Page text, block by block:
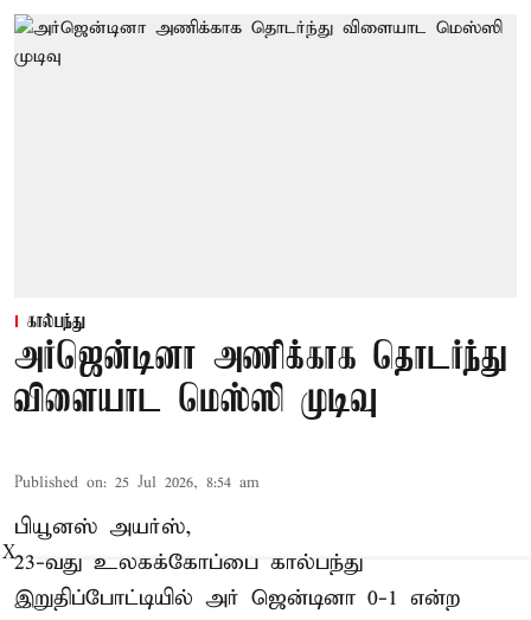
கால்பந்து
அர்ஜென்டினா அணிக்காக தொடர்ந்து
விளையாட மெஸ்ஸி முடிவு
Published on: 25 Jul 2026, 8:54 am
பியூனஸ் அயர்ஸ்,
23-வது உலகக்கோப்பை கால்பந்து
இறுதிப்போட்டியில் அர் ஜென்டினா 0-1 என்ற
X